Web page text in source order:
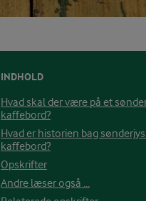
INDHOLD
Hvad skal der være på et
kaffebord?
Hvad er historien bag
kaffebord?
Opskrifter
Andre læser også ...